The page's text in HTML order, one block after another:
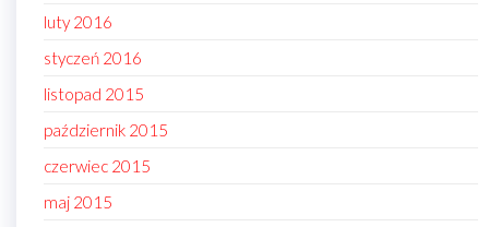
luty 2016
styczeń 2016
listopad 2015
październik 2015
czerwiec 2015
maj 2015